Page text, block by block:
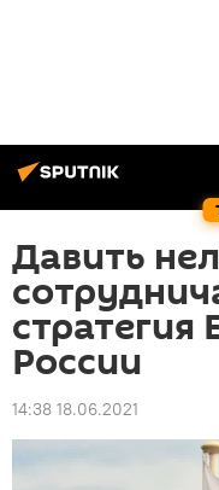
Давить
России
14:38 18.06.2021